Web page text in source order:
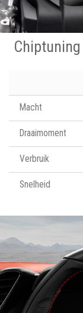
Macht
Draaimoment
Verbruik
Snelheid